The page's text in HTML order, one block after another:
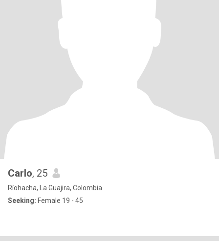
Carlo, 25
Ríohacha, La Guajira, Colombia
Seeking: Female 19 - 45